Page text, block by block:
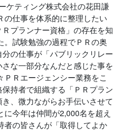
ケティング株式会社の花田謙
の仕事を体系的に整理したい
プランナー資格」の存在を知
。試験勉強の過程でＰＲの奥
の仕事が「パブリックリレー
な一部分なんだと感じた事を
Ｒエージェンシー業務をこ
持者で組織する「ＰＲプラン
、微力ながらお手伝いさせて
今年は仲間が2,000名を超え
者の皆さんが「取得してよか